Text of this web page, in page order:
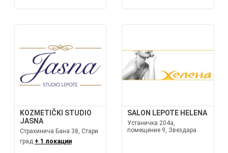
KOZMETIČKI STUDIO
JASNA
Страхинича Бана 38, Стари
град + 1 локации
SALON LEPOTE HELENA
Устаничка 204а,
помещение 9, Звездара